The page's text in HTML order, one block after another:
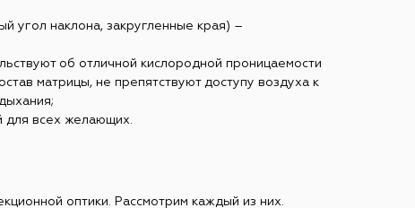
угол наклона, закругленные края) –
об отличной кислородной проницаемости
матрицы, не препятствуют доступу воздуха к
для всех желающих.
оптики. Рассмотрим каждый из них.